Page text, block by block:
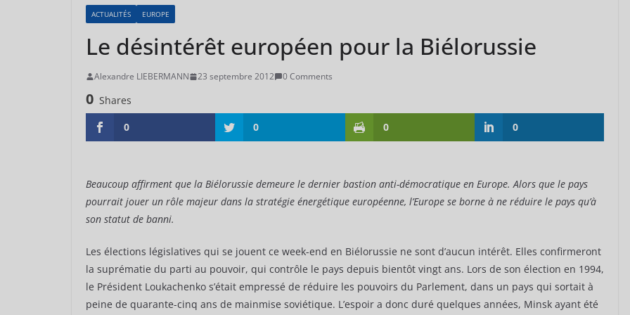
ACTUALITÉS EUROPE
Le désintérêt européen pour la Biélorussie
Alexandre LIEBERMANN 23 septembre 2012 0 Comments
0 Shares
0
0 0 0
Beaucoup affirment que la Biélorussie demeure le dernier bastion anti-démocratique en Europe. Alors que le pays
pourrait jouer un rôle majeur dans la stratégie énergétique européenne, l’Europe se borne à ne réduire le pays qu’à
son statut de banni.
Les élections législatives qui se jouent ce week-end en Biélorussie ne sont d’aucun intérêt. Elles confirmeront
la suprématie du parti au pouvoir, qui contrôle le pays depuis bientôt vingt ans. Lors de son élection en 1994,
le Président Loukachenko s’était empressé de réduire les pouvoirs du Parlement, dans un pays qui sortait à
peine de quarante-cinq ans de mainmise soviétique. L’espoir a donc duré quelques années, Minsk ayant été